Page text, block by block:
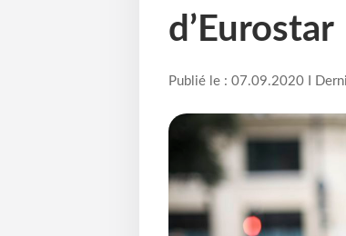
d’Eurostar
Publié le : 07.09.2020 I